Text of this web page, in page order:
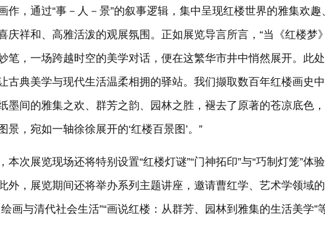
，通过“事－人－景”的叙事逻辑，集中呈现红楼世界的雅集欢趣
庆祥和、高雅活泼的观展氛围。正如展览导言所言，“当《红楼梦
笔，一场跨越时空的美学对话，便在这繁华市井中悄然展开。此
古典美学与现代生活温柔相拥的驿站。我们撷取数百年红楼画史
间的雅集之欢、群芳之韵、园林之胜，褪去了原著的苍凉底色
，宛如一轴徐徐展开的‘红楼百景图’。”
次展览现场还将特别设置“红楼灯谜”“门神拓印”与“巧制灯笼”体
外，展览期间还将举办系列主题讲座，邀请曹红学、艺术学领域
画与清代社会生活”“画说红楼：从群芳、园林到雅集的生活美学”